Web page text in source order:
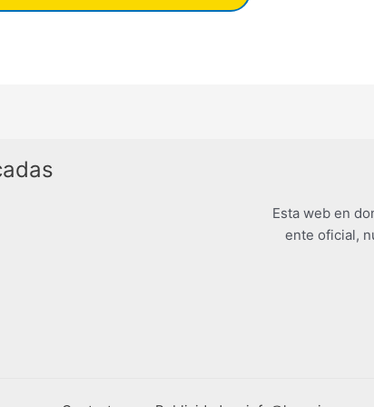
Esta web en
ente oficial,